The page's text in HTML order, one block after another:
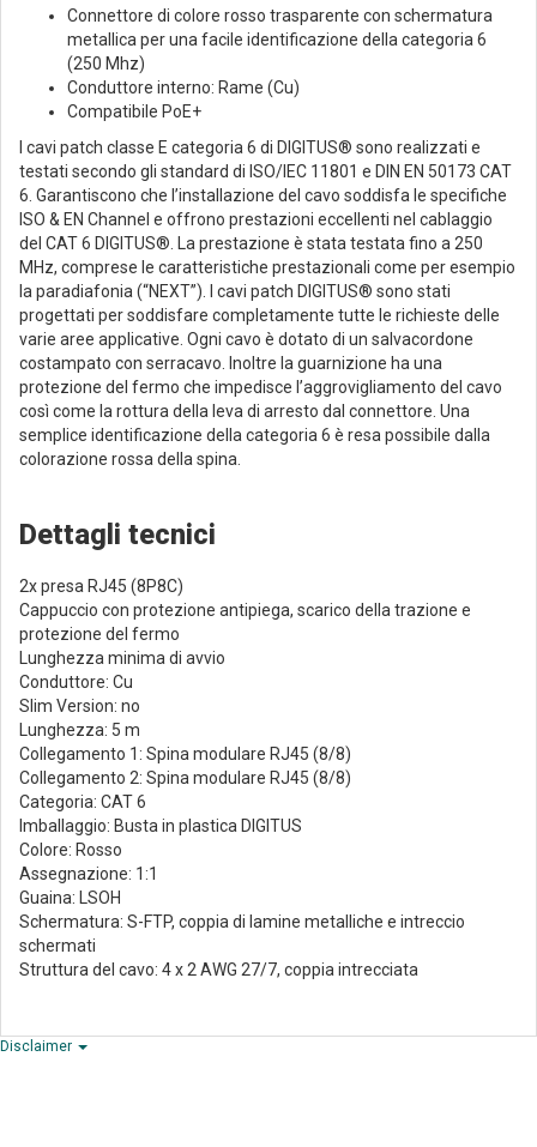
Connettore di colore rosso trasparente con schermatura
metallica per una facile identificazione della categoria 6
(250 Mhz)
Conduttore interno: Rame (Cu)
Compatibile PoE+
I cavi patch classe E categoria 6 di DIGITUS® sono realizzati e
testati secondo gli standard di ISO/IEC 11801 e DIN EN 50173 CAT
6. Garantiscono che l’installazione del cavo soddisfa le specifiche
ISO & EN Channel e offrono prestazioni eccellenti nel cablaggio
del CAT 6 DIGITUS®. La prestazione è stata testata fino a 250
MHz, comprese le caratteristiche prestazionali come per esempio
la paradiafonia (“NEXT”). I cavi patch DIGITUS® sono stati
progettati per soddisfare completamente tutte le richieste delle
varie aree applicative. Ogni cavo è dotato di un salvacordone
costampato con serracavo. Inoltre la guarnizione ha una
protezione del fermo che impedisce l’aggrovigliamento del cavo
così come la rottura della leva di arresto dal connettore. Una
semplice identificazione della categoria 6 è resa possibile dalla
colorazione rossa della spina.
Dettagli tecnici
2x presa RJ45 (8P8C)
Cappuccio con protezione antipiega, scarico della trazione e
protezione del fermo
Lunghezza minima di avvio
Conduttore: Cu
Slim Version: no
Lunghezza: 5 m
Collegamento 1: Spina modulare RJ45 (8/8)
Collegamento 2: Spina modulare RJ45 (8/8)
Categoria: CAT 6
Imballaggio: Busta in plastica DIGITUS
Colore: Rosso
Assegnazione: 1:1
Guaina: LSOH
Schermatura: S-FTP, coppia di lamine metalliche e intreccio
schermati
Struttura del cavo: 4 x 2 AWG 27/7, coppia intrecciata
Disclaimer